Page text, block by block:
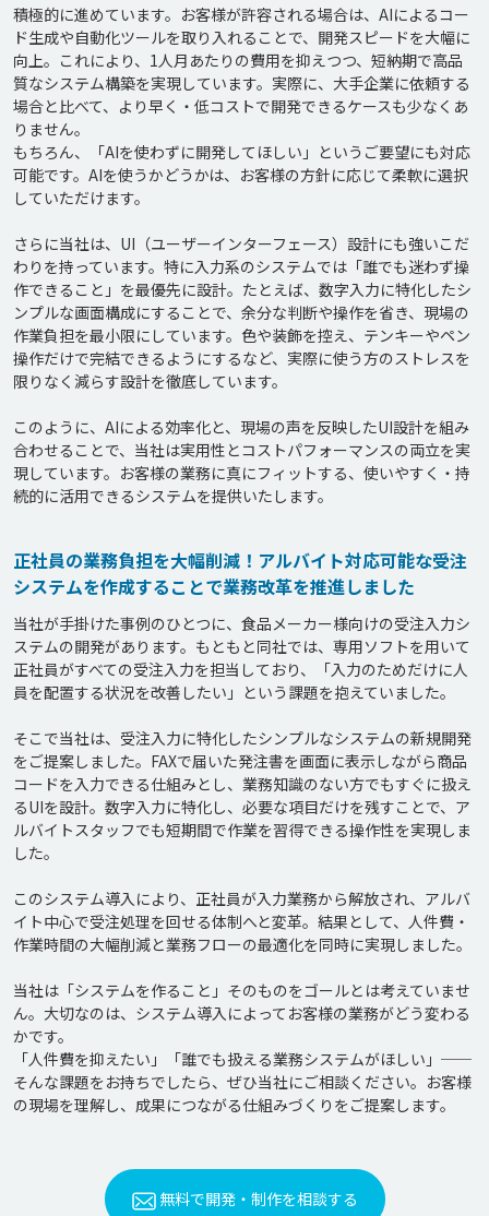
積極的に進めています。お客様が許容される場合は、AIによるコー
ド生成や自動化ツールを取り入れることで、開発スピードを大幅に
向上。これにより、1人月あたりの費用を抑えつつ、短納期で高品
質なシステム構築を実現しています。実際に、大手企業に依頼する
場合と比べて、より早く・低コストで開発できるケースも少なくあ
りません。
もちろん、「AIを使わずに開発してほしい」というご要望にも対応
可能です。AIを使うかどうかは、お客様の方針に応じて柔軟に選択
していただけます。
さらに当社は、UI（ユーザーインターフェース）設計にも強いこだ
わりを持っています。特に入力系のシステムでは「誰でも迷わず操
作できること」を最優先に設計。たとえば、数字入力に特化したシ
ンプルな画面構成にすることで、余分な判断や操作を省き、現場の
作業負担を最小限にしています。色や装飾を控え、テンキーやペン
操作だけで完結できるようにするなど、実際に使う方のストレスを
限りなく減らす設計を徹底しています。
このように、AIによる効率化と、現場の声を反映したUI設計を組み
合わせることで、当社は実用性とコストパフォーマンスの両立を実
現しています。お客様の業務に真にフィットする、使いやすく・持
正社員の業務負担を大幅削減！アルバイト対応可能な受注
システムを作成することで業務改革を推進しました
当社が手掛けた事例のひとつに、食品メーカー様向けの受注入力シ
ステムの開発があります。もともと同社では、専用ソフトを用いて
正社員がすべての受注入力を担当しており、「入力のためだけに人
員を配置する状況を改善したい」という課題を抱えていました。
そこで当社は、受注入力に特化したシンプルなシステムの新規開発
をご提案しました。FAXで届いた発注書を画面に表示しながら商品
コードを入力できる仕組みとし、業務知識のない方でもすぐに扱え
るUIを設計。数字入力に特化し、必要な項目だけを残すことで、ア
ルバイトスタッフでも短期間で作業を習得できる操作性を実現しま
した。
このシステム導入により、正社員が入力業務から解放され、アルバ
イト中心で受注処理を回せる体制へと変革。結果として、人件費・
作業時間の大幅削減と業務フローの最適化を同時に実現しました。
当社は「システムを作ること」そのものをゴールとは考えていませ
ん。大切なのは、システム導入によってお客様の業務がどう変わる
かです。
「人件費を抑えたい」「誰でも扱える業務システムがほしい」──
そんな課題をお持ちでしたら、ぜひ当社にご相談ください。お客様
無料で開発・制作を相談する